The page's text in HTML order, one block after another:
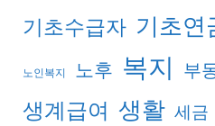
기초수급자 기초연
노인복지 노후 복지 부
생계급여 생활 세금